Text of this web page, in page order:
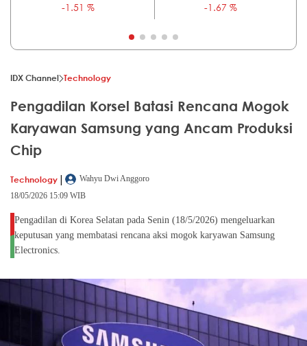
-1.51 %
-1.67 %
IDX Channel Technology
Pengadilan Korsel Batasi Rencana Mogok
Karyawan Samsung yang Ancam Produksi
Chip
Technology |
Wahyu Dwi Anggoro
18/05/2026 15:09 WIB
Pengadilan di Korea Selatan pada Senin (18/5/2026) mengeluarkan
keputusan yang membatasi rencana aksi mogok karyawan Samsung
Electronics.